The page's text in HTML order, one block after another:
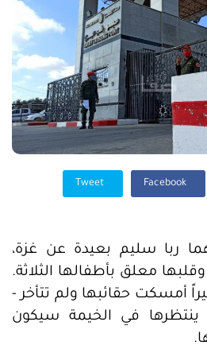
ربا سليم بعيدة عن غزة،
معلق بأطفالها الثلاثة.
أمسكت حقائبها ولم تتأخر -
في الخيمة سيكون